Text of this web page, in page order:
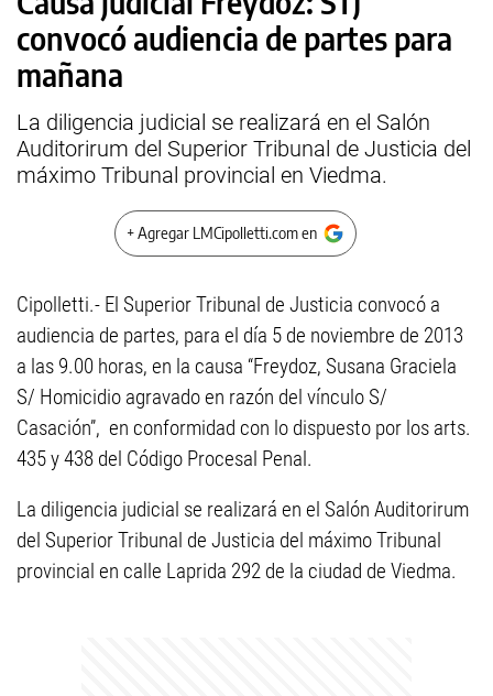
convocó audiencia de partes para
mañana
La diligencia judicial se realizará en el Salón
Auditorirum del Superior Tribunal de Justicia del
máximo Tribunal provincial en Viedma.
+ Agregar LMCipolletti.com en
Cipolletti.- El Superior Tribunal de Justicia convocó a
audiencia de partes, para el día 5 de noviembre de 2013
a las 9.00 horas, en la causa “Freydoz, Susana Graciela
S/ Homicidio agravado en razón del vínculo S/
Casación”, en conformidad con lo dispuesto por los arts.
435 y 438 del Código Procesal Penal.
La diligencia judicial se realizará en el Salón Auditorirum
del Superior Tribunal de Justicia del máximo Tribunal
provincial en calle Laprida 292 de la ciudad de Viedma.